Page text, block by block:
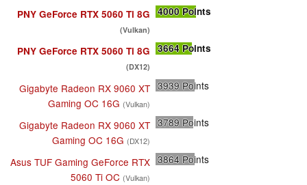
PNY GeForce RTX 5060 Ti 8G
(Vulkan)
4000 Points
PNY GeForce RTX 5060 Ti 8G
(DX12)
3664 Points
Gigabyte Radeon RX 9060 XT
Gaming OC 16G (Vulkan)
3939 Points
Gigabyte Radeon RX 9060 XT
Gaming OC 16G (DX12)
3789 Points
Asus TUF Gaming GeForce RTX
5060 Ti OC (Vulkan)
3864 Points